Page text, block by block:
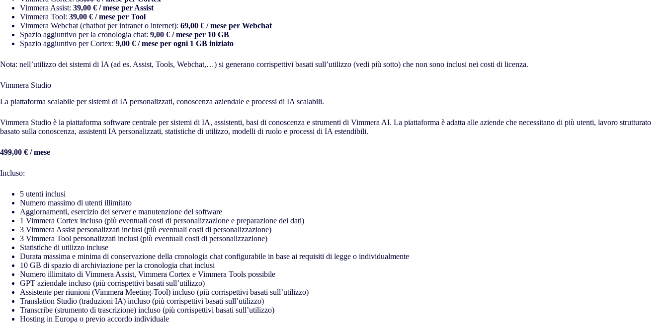
Vimmera Assist: 39,00 € / mese per Assist
Vimmera Tool: 39,00 € / mese per Tool
Vimmera Webchat (chatbot per intranet o internet): 69,00 € / mese per Webchat
Spazio aggiuntivo per la cronologia chat: 9,00 € / mese per 10 GB
Spazio aggiuntivo per Cortex: 9,00 € / mese per ogni 1 GB iniziato
Nota: nell’utilizzo dei sistemi di IA (ad es. Assist, Tools, Webchat,…) si generano corrispettivi basati sull’utilizzo (vedi più sotto) che non sono inclusi nei costi di licenza.
Vimmera Studio
La piattaforma scalabile per sistemi di IA personalizzati, conoscenza aziendale e processi di IA scalabili.
Vimmera Studio è la piattaforma software centrale per sistemi di IA, assistenti, basi di conoscenza e strumenti di Vimmera AI. La piattaforma è adatta alle aziende che necessitano di più utenti, lavoro strutturato
basato sulla conoscenza, assistenti IA personalizzati, statistiche di utilizzo, modelli di ruolo e processi di IA estendibili.
499,00 € / mese
Incluso:
5 utenti inclusi
Numero massimo di utenti illimitato
Aggiornamenti, esercizio dei server e manutenzione del software
1 Vimmera Cortex incluso (più eventuali costi di personalizzazione e preparazione dei dati)
3 Vimmera Assist personalizzati inclusi (più eventuali costi di personalizzazione)
3 Vimmera Tool personalizzati inclusi (più eventuali costi di personalizzazione)
Statistiche di utilizzo incluse
Durata massima e minima di conservazione della cronologia chat configurabile in base ai requisiti di legge o individualmente
10 GB di spazio di archiviazione per la cronologia chat inclusi
Numero illimitato di Vimmera Assist, Vimmera Cortex e Vimmera Tools possibile
GPT aziendale incluso (più corrispettivi basati sull’utilizzo)
Assistente per riunioni (Vimmera Meeting-Tool) incluso (più corrispettivi basati sull’utilizzo)
Translation Studio (traduzioni IA) incluso (più corrispettivi basati sull’utilizzo)
Transcribe (strumento di trascrizione) incluso (più corrispettivi basati sull’utilizzo)
Hosting in Europa o previo accordo individuale